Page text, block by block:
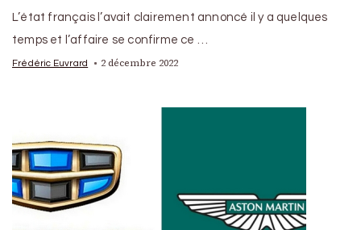
L’état français l’avait clairement annoncé il y a quelques
temps et l’affaire se confirme ce …
Frédéric Euvrard 2 décembre 2022